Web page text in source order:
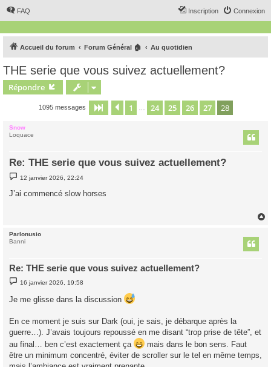
FAQ Connexion
Inscription
Accueil du forum Forum Général 🏠 Au quotidien
THE serie que vous suivez actuellement?
Répondre
1095 messages Page 28 sur 28
Précédent
1 24 25 26 27 28
Snow
Loquace
Re: THE serie que vous suivez actuellement?
M
e
s
s
12 janvier 2026, 22:24
J’ai commencé slow horses
Parlonusio
Banni
Re: THE serie que vous suivez actuellement?
M
e
s
e
16 janvier 2026, 19:58
Je me glisse dans la discussion
En ce moment je suis sur Dark (oui, je sais, je débarque après la
guerre…). J’avais toujours repoussé en me disant “trop prise de tête”, et
au final… ben c’est exactement ça
mais dans le bon sens. Faut
être un minimum concentré, éviter de scroller sur le tel en même temps,